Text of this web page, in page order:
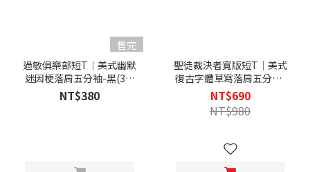
售完
過敏俱樂部短T｜美式幽默
迷因梗落肩五分袖-黑(3件
1000)
NT$380
聖徒裁決者寬版短T｜美式
復古字體草寫落肩五分袖-
黑(3件1800)
NT$690
NT$980